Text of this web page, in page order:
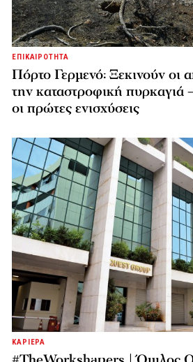
ΕΠΙΚΑΙΡΟΤΗΤΑ
Πόρτο Γερμενό: Ξεκινούν οι
την καταστροφική πυρκαγιά
οι πρώτες ενισχύσεις
ΚΑΡΙΕΡΑ